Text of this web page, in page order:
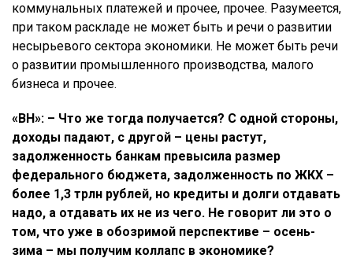
коммунальных платежей и прочее, прочее. Разумеется,
при таком раскладе не может быть и речи о развитии
несырьевого сектора экономики. Не может быть речи
о развитии промышленного производства, малого
бизнеса и прочее.
«ВН»: – Что же тогда получается? С одной стороны,
доходы падают, с другой – цены растут,
задолженность банкам превысила размер
федерального бюджета, задолженность по ЖКХ –
более 1,3 трлн рублей, но кредиты и долги отдавать
надо, а отдавать их не из чего. Не говорит ли это о
том, что уже в обозримой перспективе – осень-
зима – мы получим коллапс в экономике?